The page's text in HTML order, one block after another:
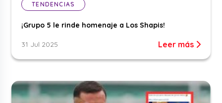
TENDENCIAS
¡Grupo 5 le rinde homenaje a Los Shapis!
31 Jul 2025 Leer más